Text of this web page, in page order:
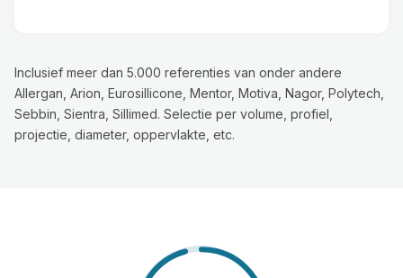
Inclusief meer dan 5.000 referenties van onder andere
Allergan, Arion, Eurosillicone, Mentor, Motiva, Nagor, Polytech,
Sebbin, Sientra, Sillimed. Selectie per volume, profiel,
projectie, diameter, oppervlakte, etc.